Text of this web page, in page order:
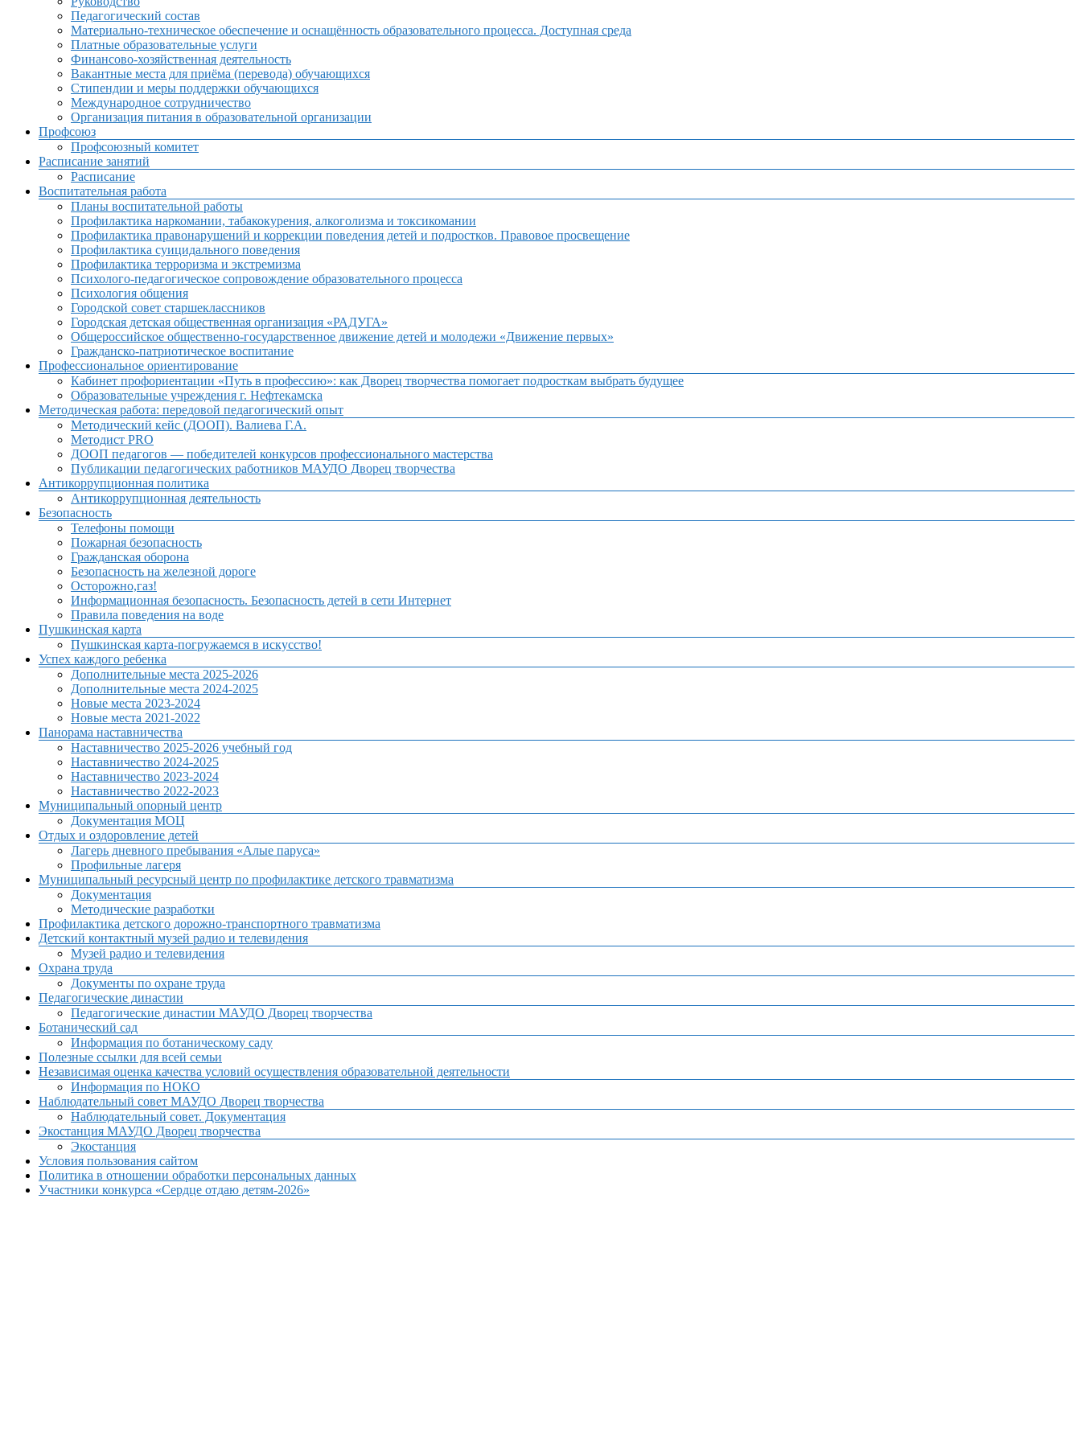
Педагогический состав
Материально-техническое обеспечение и оснащённость образовательного процесса. Доступная среда
Платные образовательные услуги
Финансово-хозяйственная деятельность
Вакантные места для приёма (перевода) обучающихся
Стипендии и меры поддержки обучающихся
Международное сотрудничество
Организация питания в образовательной организации
Профсоюз
Профсоюзный комитет
Расписание занятий
Расписание
Воспитательная работа
Планы воспитательной работы
Профилактика наркомании, табакокурения, алкоголизма и токсикомании
Профилактика правонарушений и коррекции поведения детей и подростков. Правовое просвещение
Профилактика суицидального поведения
Профилактика терроризма и экстремизма
Психолого-педагогическое сопровождение образовательного процесса
Психология общения
Городской совет старшеклассников
Городская детская общественная организация «РАДУГА»
Общероссийское общественно-государственное движение детей и молодежи «Движение первых»
Гражданско-патриотическое воспитание
Профессиональное ориентирование
Кабинет профориентации «Путь в профессию»: как Дворец творчества помогает подросткам выбрать будущее
Образовательные учреждения г. Нефтекамска
Методическая работа: передовой педагогический опыт
Методический кейс (ДООП). Валиева Г.А.
Методист PRO
ДООП педагогов — победителей конкурсов профессионального мастерства
Публикации педагогических работников МАУДО Дворец творчества
Антикоррупционная политика
Антикоррупционная деятельность
Безопасность
Телефоны помощи
Пожарная безопасность
Гражданская оборона
Безопасность на железной дороге
Осторожно,газ!
Информационная безопасность. Безопасность детей в сети Интернет
Правила поведения на воде
Пушкинская карта
Пушкинская карта-погружаемся в искусство!
Успех каждого ребенка
Дополнительные места 2025-2026
Дополнительные места 2024-2025
Новые места 2023-2024
Новые места 2021-2022
Панорама наставничества
Наставничество 2025-2026 учебный год
Наставничество 2024-2025
Наставничество 2023-2024
Наставничество 2022-2023
Муниципальный опорный центр
Документация МОЦ
Отдых и оздоровление детей
Лагерь дневного пребывания «Алые паруса»
Профильные лагеря
Муниципальный ресурсный центр по профилактике детского травматизма
Документация
Методические разработки
Профилактика детского дорожно-транспортного травматизма
Детский контактный музей радио и телевидения
Музей радио и телевидения
Охрана труда
Документы по охране труда
Педагогические династии
Педагогические династии МАУДО Дворец творчества
Ботанический сад
Информация по ботаническому саду
Полезные ссылки для всей семьи
Независимая оценка качества условий осуществления образовательной деятельности
Информация по НОКО
Наблюдательный совет МАУДО Дворец творчества
Наблюдательный совет. Документация
Экостанция МАУДО Дворец творчества
Экостанция
Условия пользования сайтом
Политика в отношении обработки персональных данных
Участники конкурса «Сердце отдаю детям-2026»